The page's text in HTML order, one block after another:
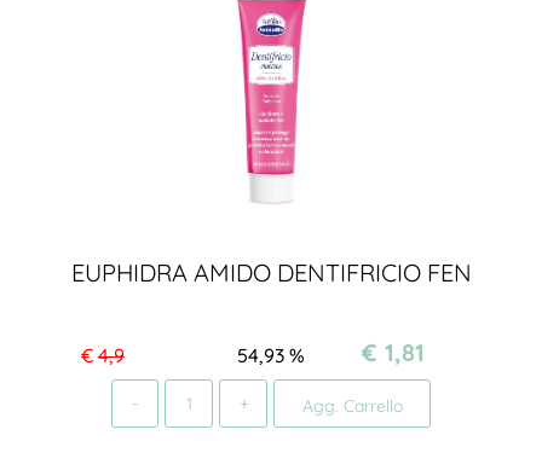
EUPHIDRA AMIDO DENTIFRICIO FEN
€4,9 %
54,93 € 1,81
Agg. Carrello